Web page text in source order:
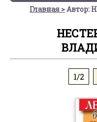
Главная Автор:
1/2